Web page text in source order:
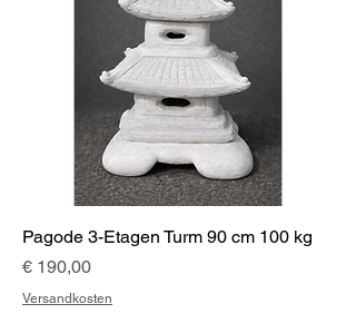
Pagode 3-Etagen Turm 90 cm 100 kg
Preis
€ 190,00
Versandkosten